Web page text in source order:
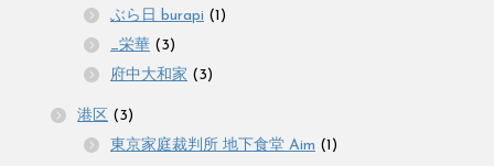
ぶら日 burapi (1)
_栄華 (3)
府中大和家 (3)
港区 (3)
東京家庭裁判所 地下食堂 Aim (1)